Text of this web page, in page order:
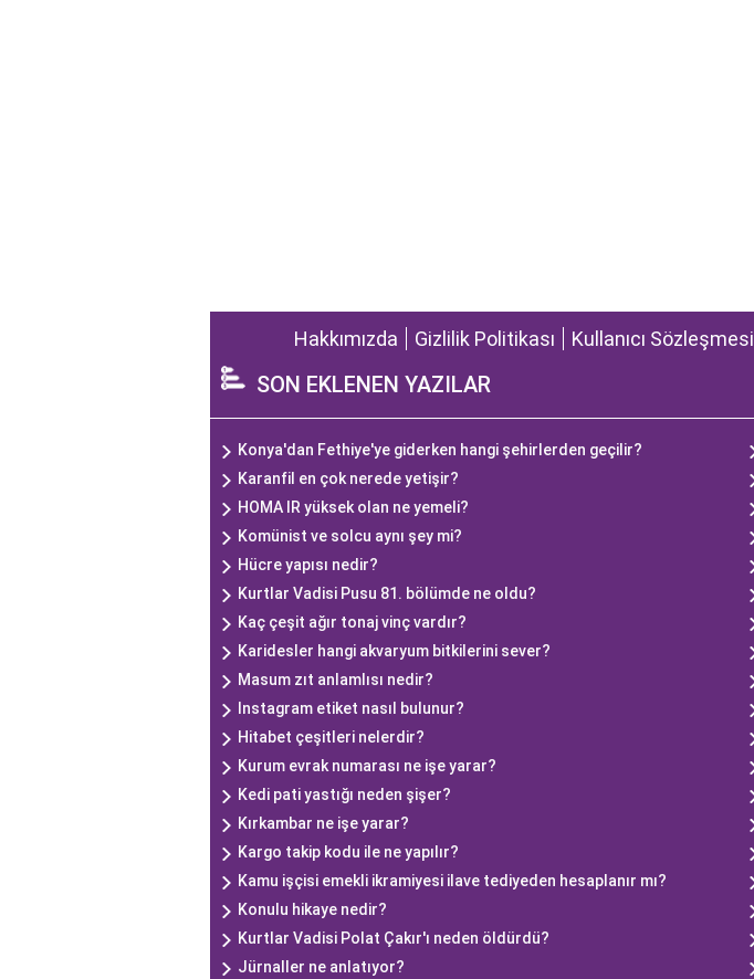
Hakkımızda Gizlilik Politikası Kullanıcı Sözleşmesi
SON EKLENEN YAZILAR
Konya'dan Fethiye'ye giderken hangi şehirlerden geçilir?
Karanfil en çok nerede yetişir?
HOMA IR yüksek olan ne yemeli?
Komünist ve solcu aynı şey mi?
Hücre yapısı nedir?
Kurtlar Vadisi Pusu 81. bölümde ne oldu?
Kaç çeşit ağır tonaj vinç vardır?
Karidesler hangi akvaryum bitkilerini sever?
Masum zıt anlamlısı nedir?
Instagram etiket nasıl bulunur?
Hitabet çeşitleri nelerdir?
Kurum evrak numarası ne işe yarar?
Kedi pati yastığı neden şişer?
Kırkambar ne işe yarar?
Kargo takip kodu ile ne yapılır?
Kamu işçisi emekli ikramiyesi ilave tediyeden hesaplanır mı?
Konulu hikaye nedir?
Kurtlar Vadisi Polat Çakır'ı neden öldürdü?
Jürnaller ne anlatıyor?